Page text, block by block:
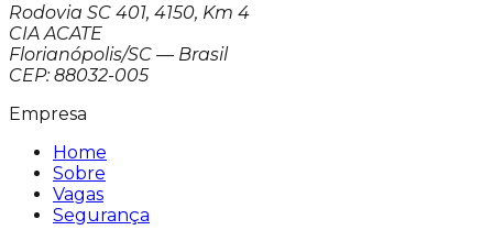
Rodovia SC 401, 4150, Km 4
CIA ACATE
Florianópolis/SC — Brasil
CEP: 88032-005
Empresa
Home
Sobre
Vagas
Segurança